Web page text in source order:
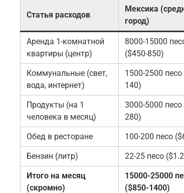
Статья расходов
Мексика
город)
Аренда 1-комнатной
квартиры (центр)
8000-15000
($450-850)
Коммунальные (свет,
вода, интернет)
1500-2500 песо
140)
Продукты (на 1
человека в месяц)
3000-5000 песо
280)
Обед в ресторане 100-200 песо
Бензин (литр) 22-25 песо
Итого на месяц
(скромно)
15000-25000
($850-1400)